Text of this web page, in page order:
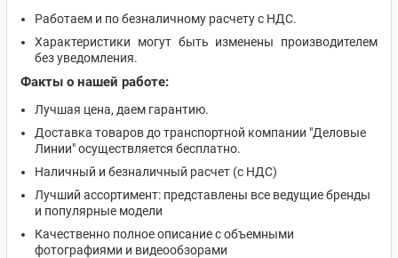
Работаем и по безналичному расчету с НДС.
Характеристики могут быть изменены производителем
без уведомления.
Факты о нашей работе:
Лучшая цена, даем гарантию.
Доставка товаров до транспортной компании "Деловые
Линии" осуществляется бесплатно.
Наличный и безналичный расчет (с НДС)
Лучший ассортимент: представлены все ведущие бренды
и популярные модели
Качественно полное описание с объемными
фотографиями и видеообзорами